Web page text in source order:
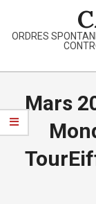
content
ORDRES
Primary
MenuMars